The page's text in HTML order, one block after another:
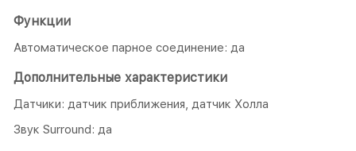
Функции
Автоматическое парное соединение: да
Дополнительные характеристики
Датчики: датчик приближения, датчик Холла
Звук Surround: да